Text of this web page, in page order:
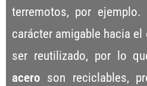
terremotos, por
carácter amigable hacia el
ser reutilizado, por lo
acero son reciclables,